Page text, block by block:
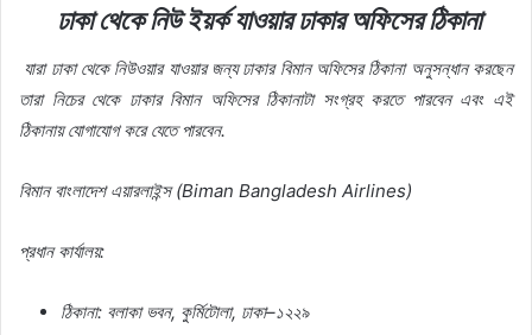
ঢাকা থেকেনিউ ইয়র্কযাওয়ার ঢাকার অফিসেরঠিকানা
যারা ঢাকা থেকে নিউওয়ার যাওয়ার জন্য ঢাকার বিমান অফিসের ঠিকানা অনুসন্ধান করছেন
তারা নিচের থেকে ঢাকার বিমান অফিসের ঠিকানাটা সংগ্রহ করতে পারবেন এবং এই
ঠিকানায় যোগাযোগ করে যেতে পারবেন.
বিমান বাংলাদেশ এয়ারলাইন্স(Biman Bangladesh Airlines)
প্রধান কার্যালয়:
ঠিকানা: বলাকা ভবন, কুর্মিটোলা, ঢাকা–১২২৯